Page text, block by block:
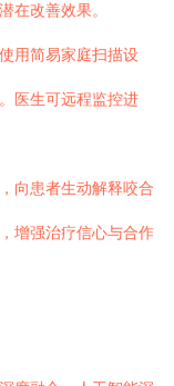
在改善效果。
用简易家庭扫描设
医生可远程监控进
向患者生动解释咬合
增强治疗信心与合作